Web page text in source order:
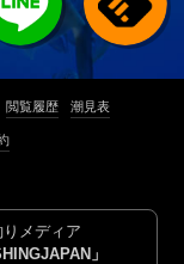
閲覧履歴 潮見表
りメディア
」